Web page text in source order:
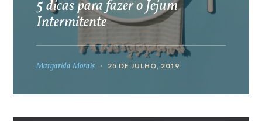
5 dicas para fazer o Jejum
Intermitente
Margarida Morais 25 DE JULHO, 2019